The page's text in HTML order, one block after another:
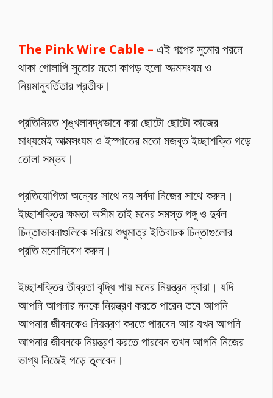
The Pink Wire Cable – এই গল্পের সুমোর পরনে
থাকা গোলাপি সুতোর মতো কাপড় হলো আত্মসংযম ও
নিয়মানুবর্তিতার প্রতীক।
প্রতিনিয়ত শৃঙ্খলাবদ্ধভাবে করা ছোটো ছোটো কাজের
মাধ্যমেই আত্মসংযম ও ইস্পাতের মতো মজবুত ইচ্ছাশক্তি গড়ে
তোলা সম্ভব।
প্রতিযোগিতা অন্যের সাথে নয় সর্বদা নিজের সাথে করুন।
ইচ্ছাশক্তির ক্ষমতা অসীম তাই মনের সমস্ত পঙ্গু ও দুর্বল
চিন্তাভাবনাগুলিকে সরিয়ে শুধুমাত্র ইতিবাচক চিন্তাগুলোর
প্রতি মনোনিবেশ করুন।
ইচ্ছাশক্তির তীব্রতা বৃদ্ধি পায় মনের নিয়ন্ত্রন দ্বারা। যদি
আপনি আপনার মনকে নিয়ন্ত্রণ করতে পারেন তবে আপনি
আপনার জীবনকেও নিয়ন্ত্রণ করতে পারবেন আর যখন আপনি
আপনার জীবনকে নিয়ন্ত্রণ করতে পারবেন তখন আপনি নিজের
ভাগ্য নিজেই গড়ে তুলবেন।